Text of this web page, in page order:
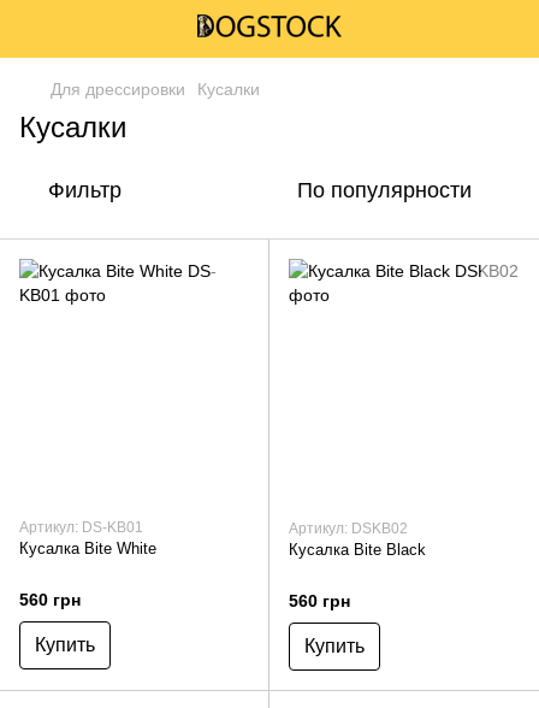
Для дрессировки Кусалки
Кусалки
Фильтр По популярности
Артикул: DS-KB01
Кусалка Bite White
560 грн
Купить
Артикул: DSKB02
Кусалка Bite Black
560 грн
Купить